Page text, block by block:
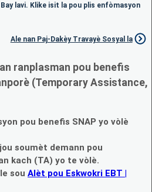
Bay lavi. Klike isit la pou plis enfòmasyon
Ale nan Paj-Dakèy Travayè Sosyal la
ranplasman pou benefis
(Temporary Assistance,
pou benefis SNAP yo vòlè
soumèt demann pou
kach (TA) yo te vòlè.
sou Alèt pou Eskwokri EBT |